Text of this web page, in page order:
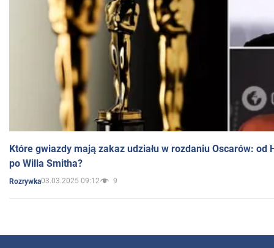
Które gwiazdy mają zakaz udziału w rozdaniu Oscarów: od
po Willa Smitha?
Rozrywka03.03.2025 09:12 9